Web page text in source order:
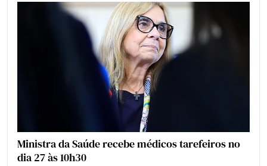
Ministra da Saúde recebe médicos tarefeiros no
dia 27 às 10h30